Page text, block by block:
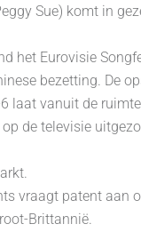
Sue) komt in
het Eurovisie
bezetting. De
laat vanuit de
de televisie
vraagt patent aan
Brittannië.